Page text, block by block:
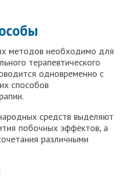
методов необходимо для
терапевтического
одновременно с
способов
средств выделяют
побочных эффектов, а
различными